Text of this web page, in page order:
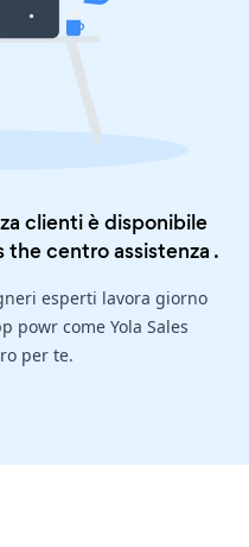
clienti è disponibile
thecentro assistenza .
esperti lavora giorno
powr come Yola Sales
per te.